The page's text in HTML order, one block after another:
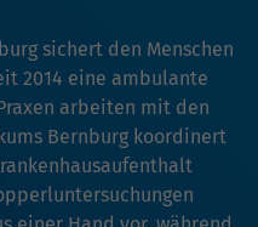
sichert den Menschen
2014 eine ambulante
arbeiten mit den
Bernburg koordinert